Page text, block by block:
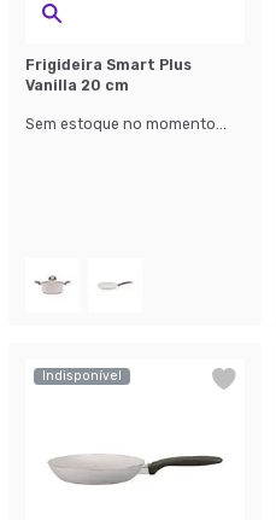
Frigideira Smart Plus
Vanilla 20 cm
Sem estoque no momento...
Indisponível